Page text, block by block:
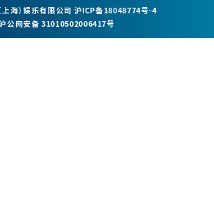
上海）娱乐有限公司 沪ICP备18048774号-4
公网安备 31010502006417号